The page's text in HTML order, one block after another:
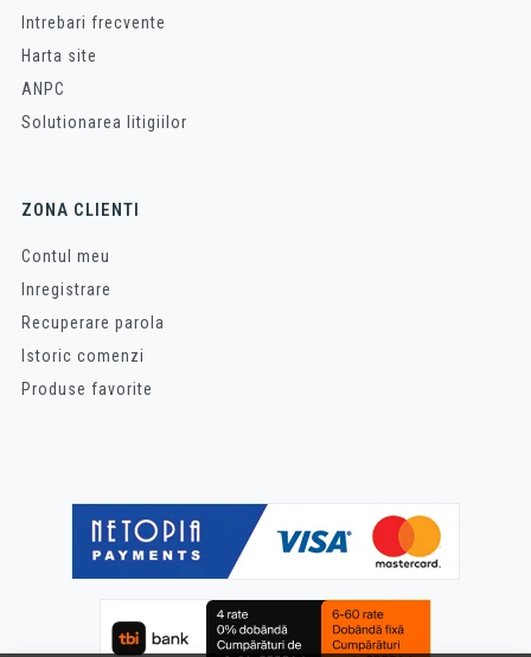
Intrebari frecvente
Harta site
ANPC
Solutionarea litigiilor
ZONA CLIENTI
Contul meu
Inregistrare
Recuperare parola
Istoric comenzi
Produse favorite